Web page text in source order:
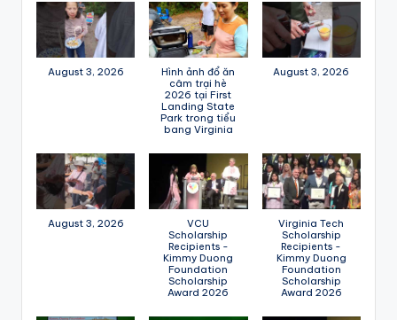
August 3, 2026
Hình ảnh đổ ăn
câm trại hè
2026 tại First
Landing State
Park trong tiểu
bang Virginia
August 3, 2026
August 3, 2026
VCU
Scholarship
Recipients -
Kimmy Duong
Foundation
Scholarship
Award 2026
Virginia Tech
Scholarship
Recipients -
Kimmy Duong
Foundation
Scholarship
Award 2026